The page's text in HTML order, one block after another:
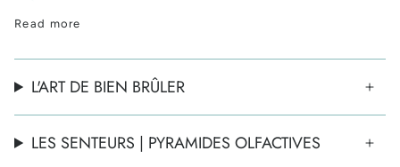
TONKA
Sous les cieux orageux, se dresse ce colosse
inébranlable et divin. Une composition olfactive,
enveloppante et envoûtante, qui érige le Cèdre en
majesté. Un sillage puissant et racé, à l'image de cet
arbre sacré, profondément ancré dans la terre et dont
Read more
L'ART DE BIEN BRÛLER
LES SENTEURS | PYRAMIDES OLFACTIVES